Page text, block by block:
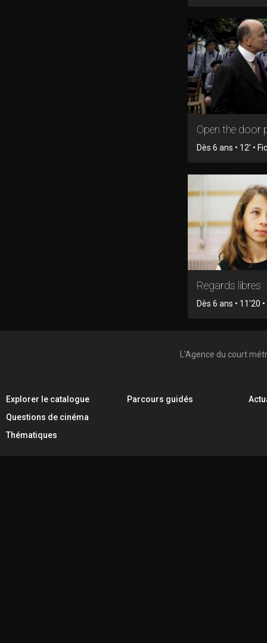
Open the door
Dès 6 ans • 12' •
Regards libres
Dès 6 ans • 11'20
L'Agence du court
Explorer le catalogue
Questions de cinéma
Thématiques
Parcours guidés